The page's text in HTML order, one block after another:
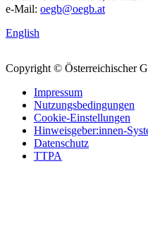
e-Mail: oegb@oegb.at
English
Copyright © Österreichischer
Impressum
Nutzungsbedingungen
Cookie-Einstellungen
Hinweisgeber:innen-
Datenschutz
TTPA